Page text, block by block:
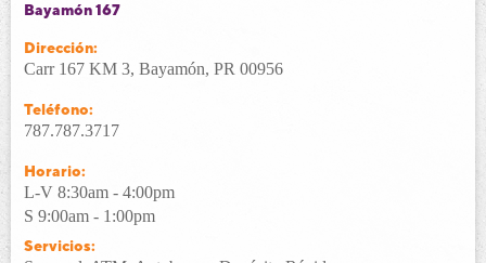
Bayamón 167
Dirección:
Carr 167 KM 3, Bayamón, PR 00956
Teléfono:
787.787.3717
Horario:
L-V 8:30am - 4:00pm
S 9:00am - 1:00pm
Servicios: